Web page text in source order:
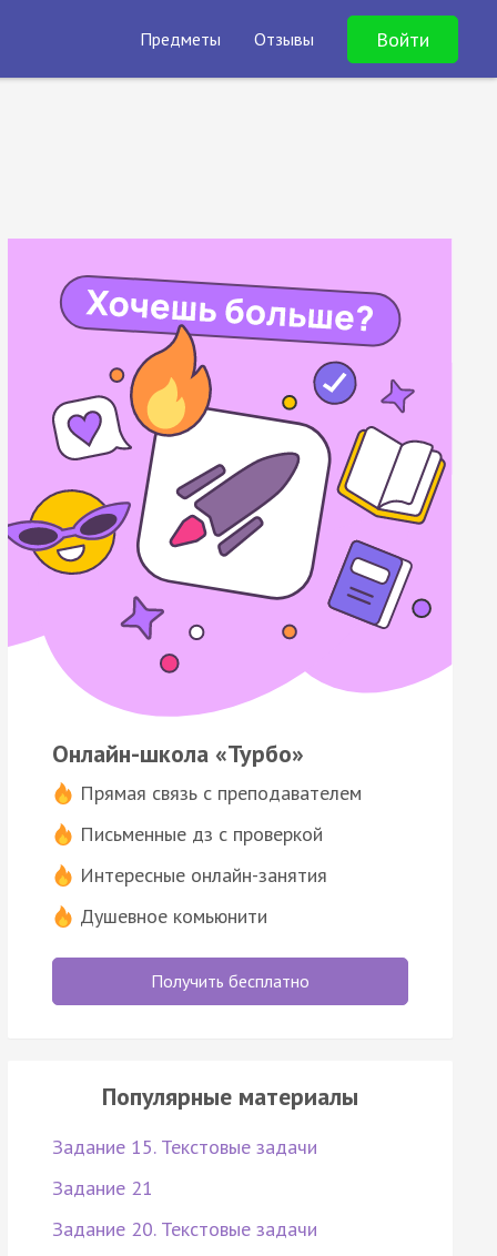
Предметы Отзывы Войти
Онлайн-школа «Турбо»
Прямая связь с преподавателем
Письменные дз с проверкой
Интересные онлайн-занятия
Душевное комьюнити
Получить бесплатно
Популярные материалы
Задание 15. Текстовые задачи
Задание 21
Задание 20. Текстовые задачи